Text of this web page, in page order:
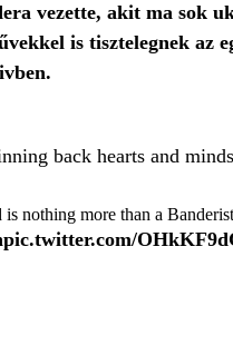
vezette, akit ma sok
is tisztelegnek az
back hearts and
nothing more than a
pic.twitter.com/